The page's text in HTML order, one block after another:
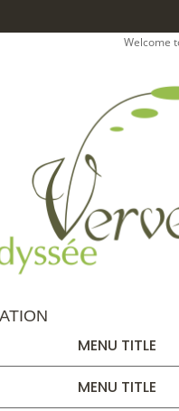
Welcome
MENU TITLE
MENU TITLE